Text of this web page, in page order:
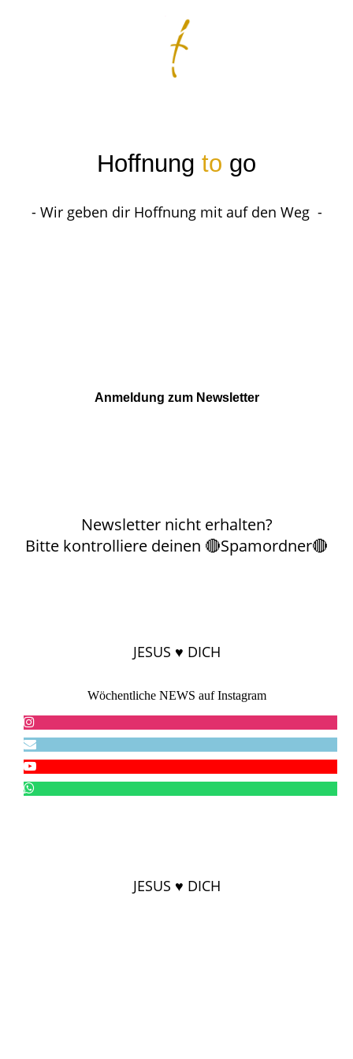
Hoffnung to go
- Wir geben dir Hoffnung mit auf den Weg -
Anmeldung zum Newsletter
Newsletter nicht erhalten?
Bitte kontrolliere deinen 🔴Spamordner🔴
JESUS ♥ DICH
Wöchentliche NEWS auf Instagram
JESUS ♥ DICH